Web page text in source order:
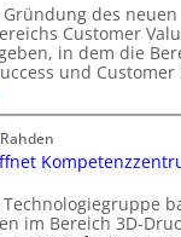
Gründung des neuen
Customer
in dem die
und Customer
im Bereich 3D-